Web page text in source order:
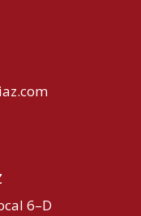
6–D